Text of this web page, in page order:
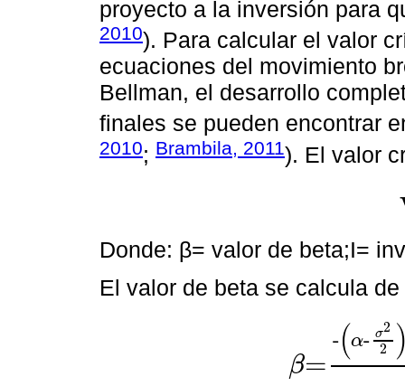
proyecto a la inversión para
2010). Para calcular el valor
ecuaciones del movimiento
Bellman, el desarrollo
finales se pueden encontrar
2010; Brambila, 2011). El valor
Donde: β= valor de beta;I=
El valor de beta se calcula
β=
-(α- σ2
2
β=-α-σ 22±α-σ222